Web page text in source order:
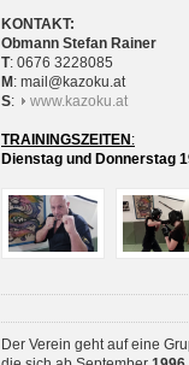
KONTAKT:
Obmann Stefan Rainer
T: 0676 3228085
M : mail@kazoku.at
S: www.kazoku.at
TRAININGSZEITEN :
Dienstag und Donnerstag
Der Verein geht auf eine